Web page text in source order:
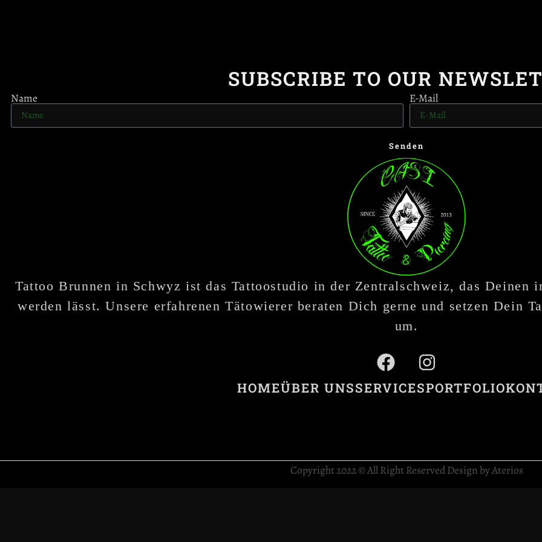
SUBSCRIBE TO OUR
Name E-Mail
Senden
Tattoo Brunnen in Schwyz ist das Tattoostudio in der Zentralschweiz, das
werden lässt. Unsere erfahrenen Tätowierer beraten Dich gerne und setzen Dein
um.
HOMEÜBER UNSSERVICESPORTFOLIO
Copyright 2022 © All Right Reserved Design by Aterios